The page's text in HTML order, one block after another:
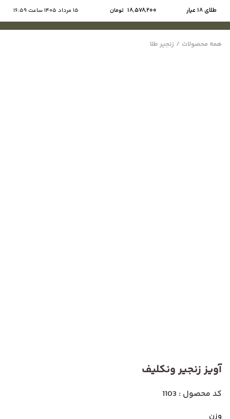
طلای ۱۸ عیار 18,578,200 تومان 15 مرداد 1405 ساعت 16:59
همه محصولات / زنجیر طلا
آویز زنجیر ونکلیف
کد محصول : 1103
وزن